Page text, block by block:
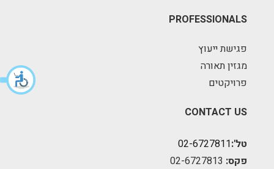
PROFESSIONALS
פגישת ייעוץ
מגזין תאורה
פרויקטים
CONTACT US
טל':02-6727811
פקס: